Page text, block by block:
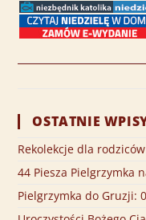
OSTATNIE
Rekolekcje dla
44 Piesza Pielgrzymka
Pielgrzymka do Gruzji: